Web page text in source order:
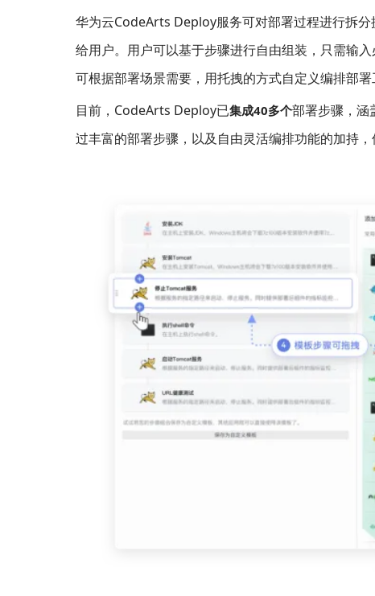
华为云CodeArts Deploy服务可对部署过程进行拆
给用户。用户可以基于步骤进行自由组装，只需输
可根据部署场景需要，用托拽的方式自定义编排部署
目前，CodeArts Deploy已集成40多个部署步骤，涵
过丰富的部署步骤，以及自由灵活编排功能的加持，